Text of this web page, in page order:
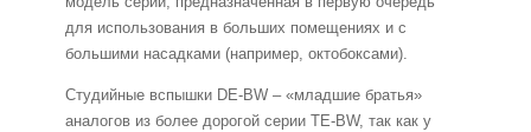
для использования в больших помещениях и с
большими насадками (например, октобоксами).
Студийные вспышки DE-BW – «младшие братья»
аналогов из более дорогой серии TE-BW, так как у